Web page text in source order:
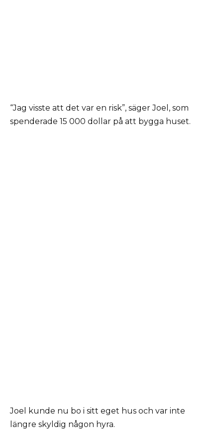
“Jag visste att det var en risk”, säger Joel, som
spenderade 15 000 dollar på att bygga huset.
Joel kunde nu bo i sitt eget hus och var inte
längre skyldig någon hyra.